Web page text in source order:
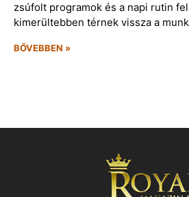
zsúfolt programok és a napi rutin
kimerültebben térnek vissza a
BŐVEBBEN »